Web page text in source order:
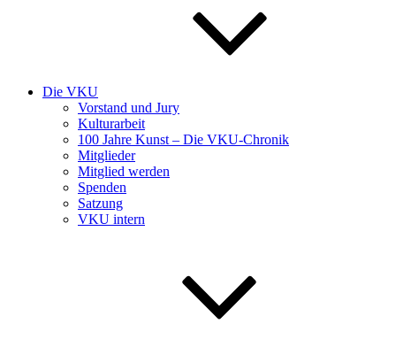
Die VKU
Vorstand und Jury
Kulturarbeit
100 Jahre Kunst – Die VKU-Chronik
Mitglieder
Mitglied werden
Spenden
Satzung
VKU intern